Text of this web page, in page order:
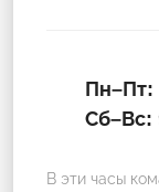
Пн–Пт:
Сб–Вс:
В эти часы